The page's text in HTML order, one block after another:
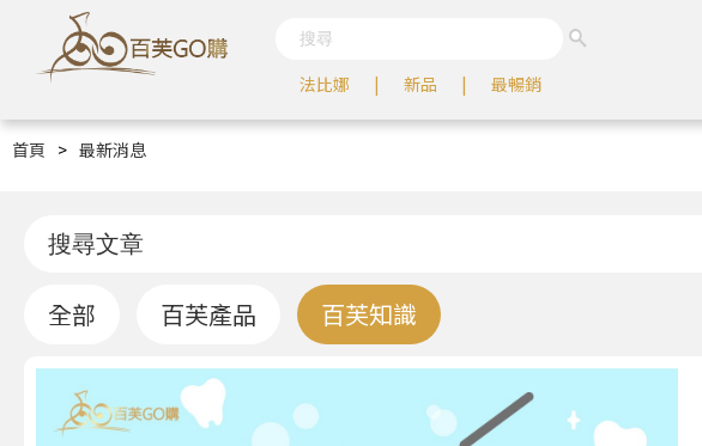
法比娜 新品 最暢銷
首頁 > 最新消息
全部 百芙產品 百芙知識